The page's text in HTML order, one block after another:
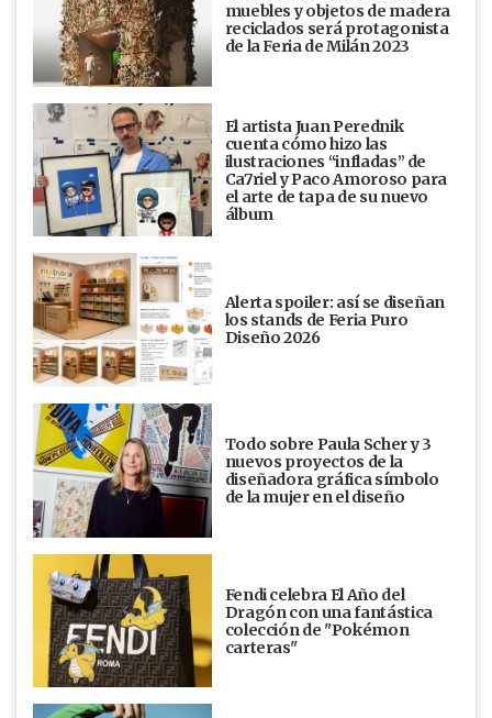
muebles y objetos de madera
reciclados será protagonista
de la Feria de Milán 2023
El artista Juan Perednik
cuenta cómo hizo las
ilustraciones “infladas” de
Ca7riel y Paco Amoroso para
el arte de tapa de su nuevo
álbum
Alerta spoiler: así se diseñan
los stands de Feria Puro
Diseño 2026
Todo sobre Paula Scher y 3
nuevos proyectos de la
diseñadora gráfica símbolo
de la mujer en el diseño
Fendi celebra El Año del
Dragón con una fantástica
colección de "Pokémon
carteras"